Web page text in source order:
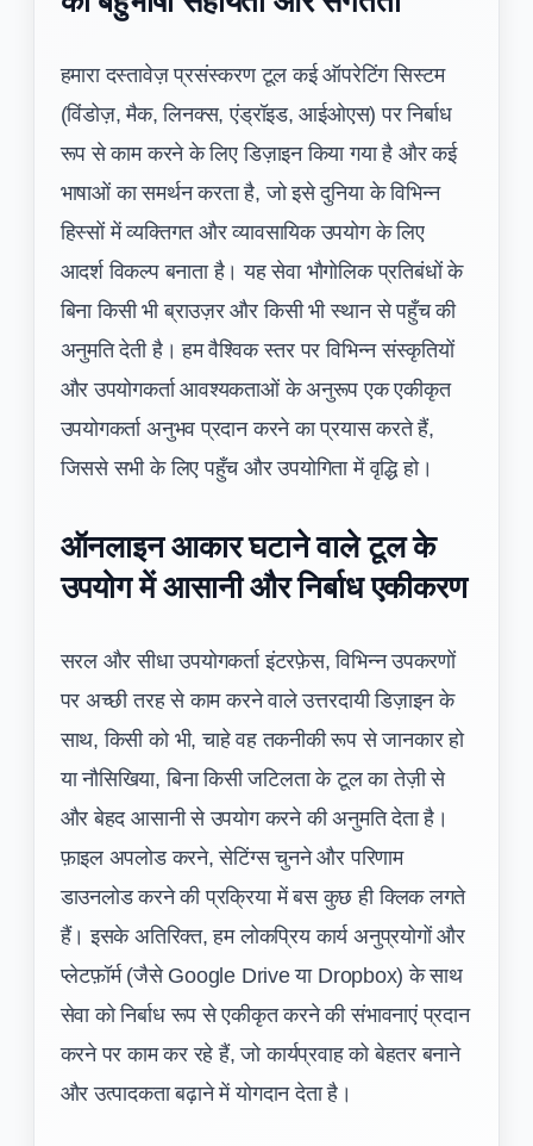
हमारा दस्तावेज़ प्रसंस्करण टूल कई ऑपरेटिंग सिस्टम
(विंडोज़, मैक, लिनक्स, एंड्रॉइड, आईओएस) पर निर्बाध
रूप से काम करने के लिए डिज़ाइन किया गया है और कई
भाषाओं का समर्थन करता है, जो इसे दुनिया के विभिन्न
हिस्सों में व्यक्तिगत और व्यावसायिक उपयोग के लिए
आदर्श विकल्प बनाता है। यह सेवा भौगोलिक प्रतिबंधों के
बिना किसी भी ब्राउज़र और किसी भी स्थान से पहुँच की
अनुमति देती है। हम वैश्विक स्तर पर विभिन्न संस्कृतियों
और उपयोगकर्ता आवश्यकताओं के अनुरूप एक एकीकृत
उपयोगकर्ता अनुभव प्रदान करने का प्रयास करते हैं,
जिससे सभी के लिए पहुँच और उपयोगिता में वृद्धि हो।
ऑनलाइन आकार घटाने वाले टूल के
उपयोग में आसानी और निर्बाध एकीकरण
सरल और सीधा उपयोगकर्ता इंटरफ़ेस, विभिन्न उपकरणों
पर अच्छी तरह से काम करने वाले उत्तरदायी डिज़ाइन के
साथ, किसी को भी, चाहे वह तकनीकी रूप से जानकार हो
या नौसिखिया, बिना किसी जटिलता के टूल का तेज़ी से
और बेहद आसानी से उपयोग करने की अनुमति देता है।
फ़ाइल अपलोड करने, सेटिंग्स चुनने और परिणाम
डाउनलोड करने की प्रक्रिया में बस कुछ ही क्लिक लगते
हैं। इसके अतिरिक्त, हम लोकप्रिय कार्य अनुप्रयोगों और
प्लेटफ़ॉर्म (जैसे Google Drive या Dropbox) के साथ
सेवा को निर्बाध रूप से एकीकृत करने की संभावनाएं प्रदान
करने पर काम कर रहे हैं, जो कार्यप्रवाह को बेहतर बनाने
और उत्पादकता बढ़ाने में योगदान देता है।